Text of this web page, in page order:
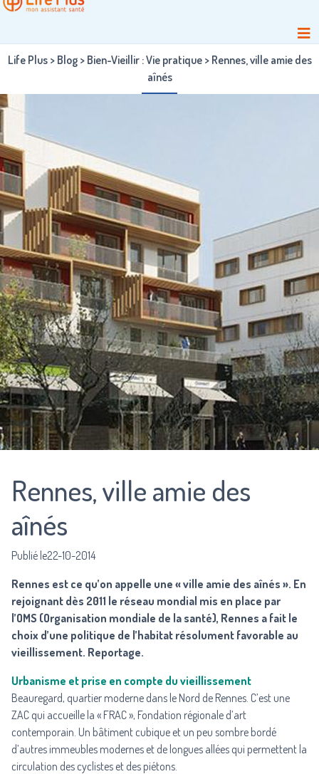
Life Plus> Blog> Bien-Vieillir : Vie pratique> Rennes, ville amie des
aînés
Rennes, ville amie des
aînés
Publié le22-10-2014
Rennes est ce qu’on appelle une « ville amie des aînés ». En
rejoignant dès 2011 le réseau mondial mis en place par
l’OMS (Organisation mondiale de la santé), Rennes a fait le
choix d’une politique de l’habitat résolument favorable au
vieillissement. Reportage.
Urbanisme et prise en compte du vieillissement
Beauregard, quartier moderne dans le Nord de Rennes. C’est une
ZAC qui accueille la « FRAC », Fondation régionale d’art
contemporain. Un bâtiment cubique et un peu sombre bordé
d’autres immeubles modernes et de longues allées qui permettent la
circulation des cyclistes et des piétons.